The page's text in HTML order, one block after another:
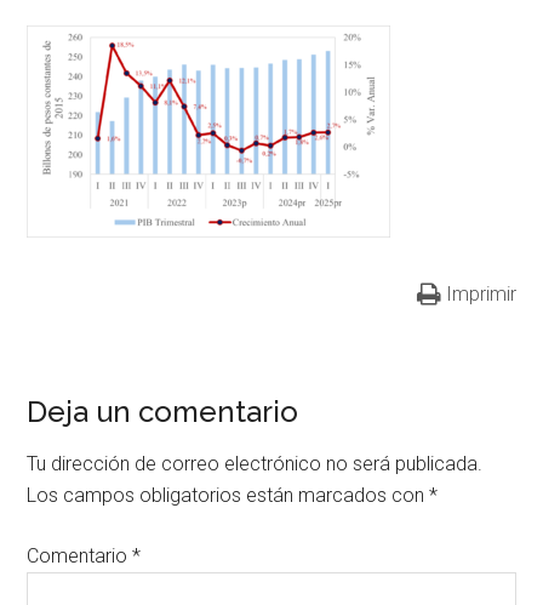
Imprimir
Deja un comentario
Tu dirección de correo electrónico no será publicada.
Los campos obligatorios están marcados con*
Comentario*